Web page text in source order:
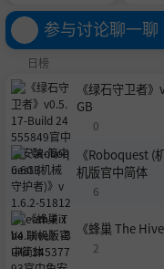
安装-简中4.7GB
参与讨论聊一聊
日榜
《绿石守卫者
GB
0
《Roboquest (
机版官中简体
6
《蜂巢 The
2